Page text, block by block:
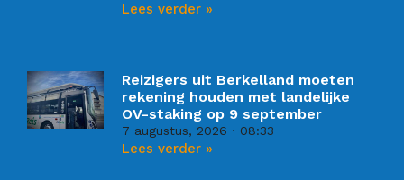
Lees verder »
Reizigers uit Berkelland moeten
rekening houden met landelijke
OV-staking op 9 september
7 augustus, 2026 08:33
Lees verder »